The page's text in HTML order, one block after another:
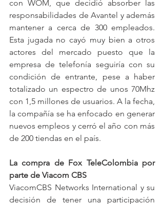
con WOM, que decidió absorber las
responsabilidades de Avantel y además
mantener a cerca de 300 empleados.
Esta jugada no cayó muy bien a otros
actores del mercado puesto que la
empresa de telefonía seguiría con su
condición de entrante, pese a haber
totalizado un espectro de unos 70Mhz
con 1,5 millones de usuarios. A la fecha,
la compañía se ha enfocado en generar
nuevos empleos y cerró el año con más
de 200 tiendas en el país.
La compra de Fox TeleColombia por
parte de Viacom CBS
ViacomCBS Networks International y su
decisión de tener una participación